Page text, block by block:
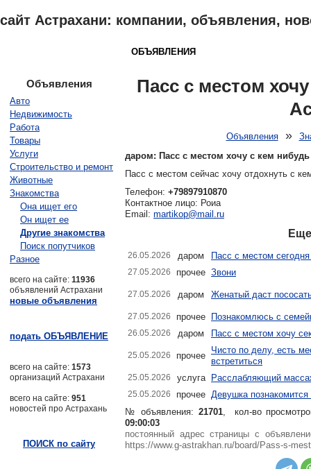
сайт Астрахани: компании, объявления,
ОБЪЯВЛЕНИЯ
Пасс с местом
Объявления»
даром: Пасс с местом хочу с кем
Пасс с местом сейчас хочу отдохнуть с
Телефон: +79897910870
Контактное лицо: Роиа
Email: martikop@mail.ru
26.05.2026 даром Пасс с местом
27.05.2026 прочее Звони
27.05.2026 даром Женатый даст
27.05.2026 прочее Познакомлюсь с
26.05.2026 даром Пасс с местом хочу
25.05.2026 прочее
Чисто по делу, есть
встретиться
25.05.2026 услуга Расслабляющий
25.05.2026 прочее Девушка
№ объявления: 21701, кол-во
09:00:03
постоянный адрес страницы с
https://www.g-astrakhan.ru/board/Pass-s-
Объявления
Авто
Недвижимость
Работа
Товары
Услуги
Строительство и ремонт
Животные
Знакомства
Она ищет его
Он ищет ее
Другие знакомства
Поиск попутчиков
Разное
всего на сайте: 11936
объявлений Астрахани
новые объявления
подать ОБЪЯВЛЕНИЕ
всего на сайте: 1573
организаций Астрахани
всего на сайте: 951
новостей про Астрахань
ПОИСК по сайту